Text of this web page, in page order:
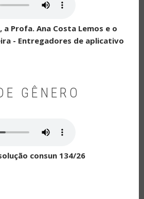
Profa. Ana Costa Lemos e o
- Entregadores de aplicativo
GÊNERO
consun 134/26